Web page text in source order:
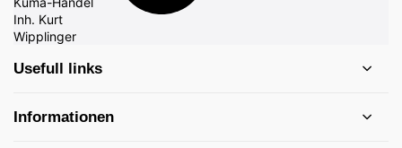
Usefull links
Informationen